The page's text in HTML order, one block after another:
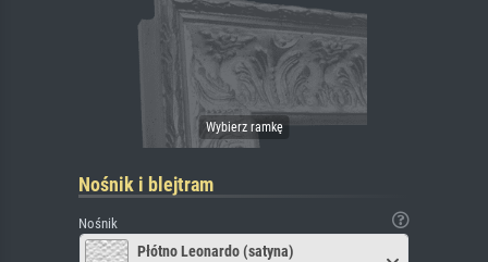
Nośnik i blejtram
Nośnik
Płótno Leonardo (satyna)